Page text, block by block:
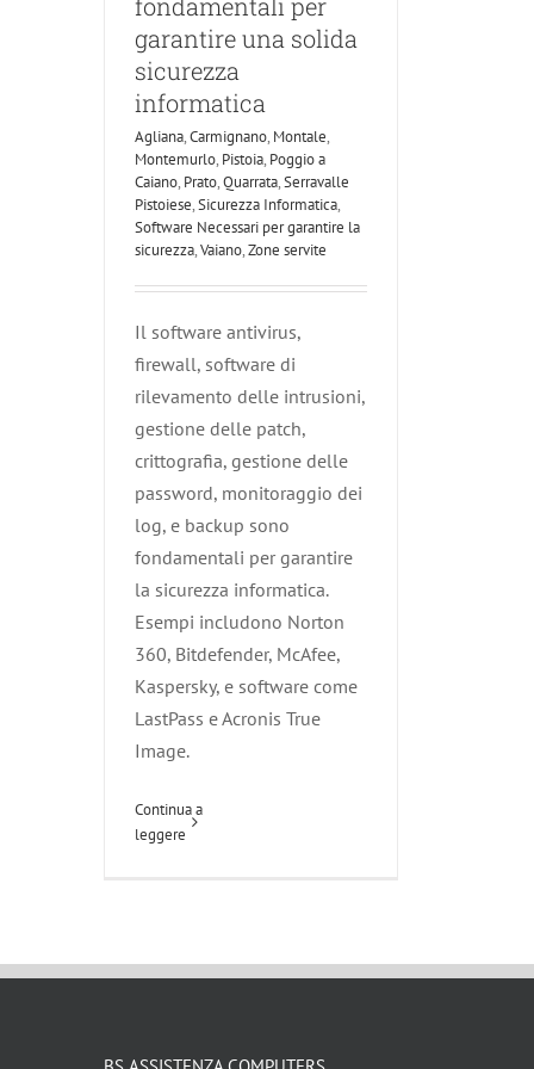
garantire una solida
sicurezza
informatica
Agliana,Carmignano, Montale,
Montemurlo, Pistoia, Poggio a
Caiano, Prato,Quarrata,Serravalle
Pistoiese,Sicurezza Informatica,
Software Necessari per garantire la
sicurezza,Vaiano,Zone servite
Il software antivirus,
firewall, software di
rilevamento delle intrusioni,
gestione delle patch,
crittografia, gestione delle
password, monitoraggio dei
log, e backup sono
fondamentali per garantire
la sicurezza informatica.
Esempi includono Norton
360, Bitdefender, McAfee,
Kaspersky, e software come
LastPass e Acronis True
Image.
Continua a
leggere